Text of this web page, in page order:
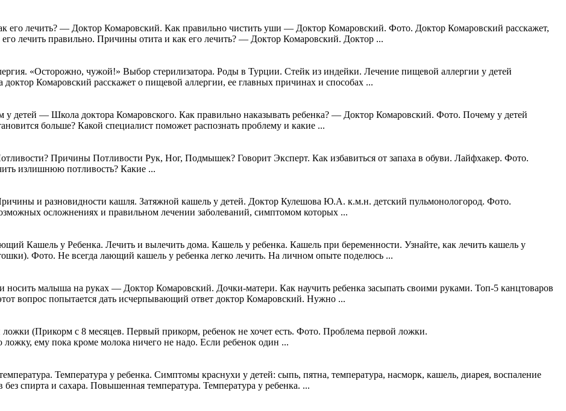
его лечить? — Доктор Комаровский. Как правильно чистить уши — Доктор Комаровский. Фото. Доктор Комаровский расскажет,
лечить правильно. Причины отита и как его лечить? — Доктор Комаровский. Доктор ...
«Осторожно, чужой!» Выбор стерилизатора. Роды в Турции. Стейк из индейки. Лечение пищевой аллергии у детей
Комаровский расскажет о пищевой аллергии, ее главных причинах и способах ...
у детей — Школа доктора Комаровского. Как правильно наказывать ребенка? — Доктор Комаровский. Фото. Почему у детей
больше? Какой специалист поможет распознать проблему и какие ...
Причины Потливости Рук, Ног, Подмышек? Говорит Эксперт. Как избавиться от запаха в обуви. Лайфхакер. Фото.
излишнюю потливость? Какие ...
и разновидности кашля. Затяжной кашель у детей. Доктор Кулешова Ю.А. к.м.н. детский пульмонологород. Фото.
осложнениях и правильном лечении заболеваний, симптомом которых ...
Кашель у Ребенка. Лечить и вылечить дома. Кашель у ребенка. Кашель при беременности. Узнайте, как лечить кашель у
Фото. Не всегда лающий кашель у ребенка легко лечить. На личном опыте поделюсь ...
носить малыша на руках — Доктор Комаровский. Дочки-матери. Как научить ребенка засыпать своими руками. Топ-5 канцтоваров
вопрос попытается дать исчерпывающий ответ доктор Комаровский. Нужно ...
ложки (Прикорм с 8 месяцев. Первый прикорм, ребенок не хочет есть. Фото. Проблема первой ложки.
ему пока кроме молока ничего не надо. Если ребенок один ...
Температура у ребенка. Симптомы краснухи у детей: сыпь, пятна, температура, насморк, кашель, диарея, воспаление
спирта и сахара. Повышенная температура. Температура у ребенка. ...